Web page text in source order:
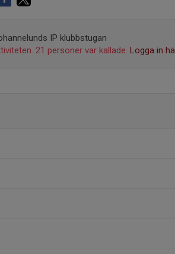
IP klubbstugan
21 personer var kallade. Logga in